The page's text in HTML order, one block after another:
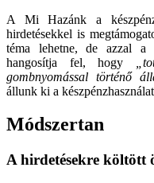
A Mi Hazánk a
hirdetésekkel is
téma lehetne, de azzal a
hangosítja fel, hogy
gombnyomással történő
állunk ki a
Módszertan
A hirdetésekre költött